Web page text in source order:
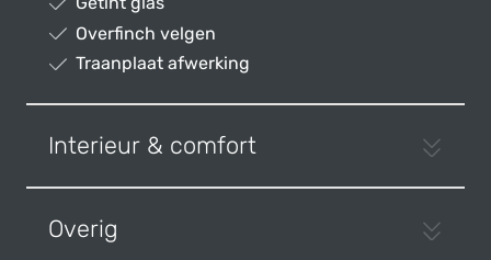
Overfinch velgen
Traanplaat afwerking
Interieur & comfort
Overig